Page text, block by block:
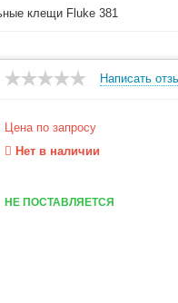
клещи Fluke 381
Написать
Цена по запросу
Нет в наличии
НЕ ПОСТАВЛЯЕТСЯ